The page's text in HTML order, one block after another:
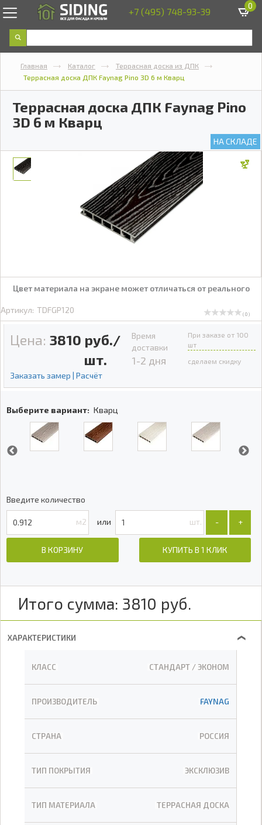
+7 (495) 748-93-39 0
Главная Каталог
Террасная доска из ДПК
Террасная доска ДПК Faynag Pino 3D 6 м Кварц
Террасная доска ДПК Faynag Pino
3D 6 м Кварц
НА СКЛАДЕ
Цвет материала на экране может отличаться от реального
Артикул: TDFGP120 ( 0 )
Цена: 3810 руб./
шт.
Заказать замер | Расчёт
Время
доставки
1-2 дня
При заказе от 100
шт
сделаем скидку
Выберите вариант: Кварц
Введите количество
м2 шт. +
-
В КОРЗИНУ КУПИТЬ В 1 КЛИК
Итого сумма: 3810 руб.
ХАРАКТЕРИСТИКИ ❯
КЛАСС СТАНДАРТ / ЭКОНОМ
ПРОИЗВОДИТЕЛЬ FAYNAG
СТРАНА РОССИЯ
ТИП ПОКРЫТИЯ ЭКСКЛЮЗИВ
ТИП МАТЕРИАЛА ТЕРРАСНАЯ ДОСКА